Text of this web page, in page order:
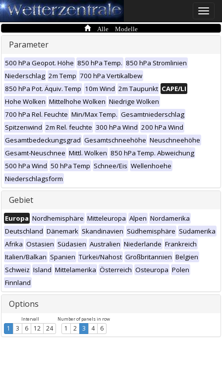
Toggle
Alle Modelle
Parameter
500 hPa Geopot. Höhe 850 hPa Temp. 850 hPa Stromlinien
Niederschlag 2m Temp 700 hPa Vertikalbew
850 hPa Pot. Äquiv. Temp 10m Wind 2m Taupunkt CAPE/LI
Hohe Wolken Mittelhohe Wolken Niedrige Wolken
700 hPa Rel. Feuchte Min/Max Temp. Gesamtniederschlag
Spitzenwind 2m Rel. feuchte 300 hPa Wind 200 hPa Wind
Gesamtbedeckungsgrad Gesamtschneehöhe Neuschneehöhe
Gesamt-Neuschnee Mittl. Wolken 850 hPa Temp. Abweichung
500 hPa Wind 50 hPa Temp Schnee/Eis Wellenhoehe
Niederschlagsform
Gebiet
Europa Nordhemisphäre Mitteleuropa Alpen Nordamerika
Deutschland Dänemark Skandinavien Südhemisphäre Südamerika
Afrika Ostasien Südasien Australien Niederlande Frankreich
Italien/Balkan Spanien Türkei/Nahost Großbritannien Belgien
Schweiz Island Mittelamerika Österreich Osteuropa Polen
Finnland
Options
Intervall
1 3 6 12 24
Number of panels in row
1 2 3 4 6